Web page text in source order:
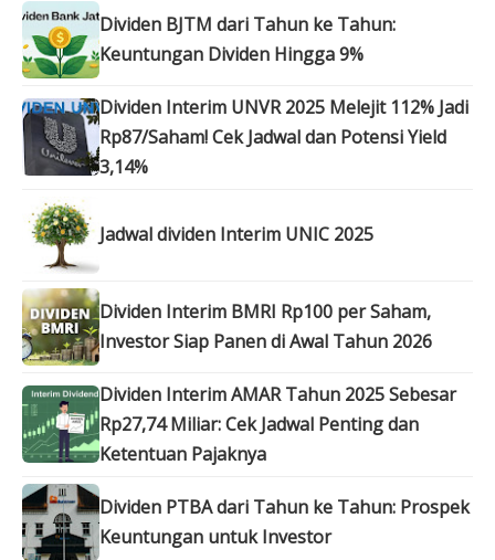
Dividen BJTM dari Tahun ke Tahun:
Keuntungan Dividen Hingga 9%
Dividen Interim UNVR 2025 Melejit 112% Jadi
Rp87/Saham! Cek Jadwal dan Potensi Yield
3,14%
Jadwal dividen Interim UNIC 2025
Dividen Interim BMRI Rp100 per Saham,
Investor Siap Panen di Awal Tahun 2026
Dividen Interim AMAR Tahun 2025 Sebesar
Rp27,74 Miliar: Cek Jadwal Penting dan
Ketentuan Pajaknya
Dividen PTBA dari Tahun ke Tahun: Prospek
Keuntungan untuk Investor